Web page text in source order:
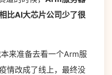
比AI大芯片公司少了很
来准备去看一个Arm服
情改成了线上，最终没